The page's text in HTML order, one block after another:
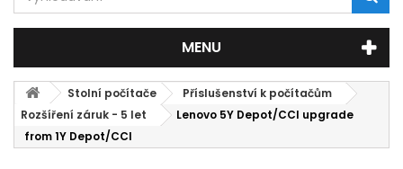
MENU
Stolní počítače
Příslušenství k počítačům
Rozšíření záruk - 5 let
Lenovo 5Y Depot/CCI upgrade
from 1Y Depot/CCI